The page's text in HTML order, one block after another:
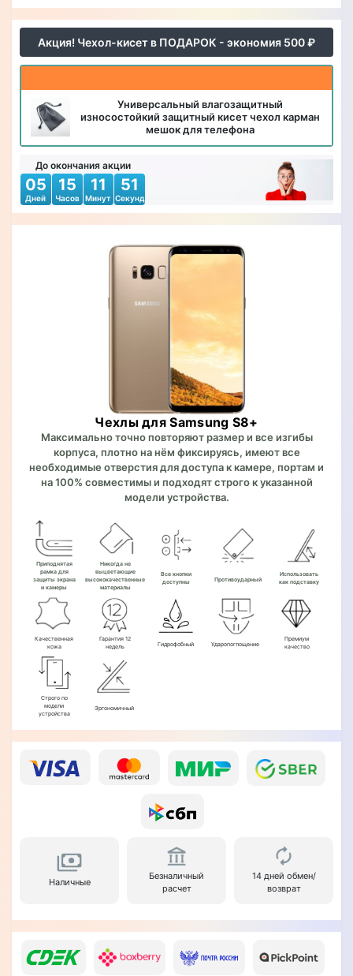
Акция! Чехол-кисет в ПОДАРОК - экономия 500 ₽
Универсальный влагозащитный
износостойкий защитный кисет чехол карман
мешок для телефона
До окончания акции
05
Дней
15
Часов
11
Минут
49
Секунд
Чехлы для Samsung S8+
Максимально точно повторяют размер и все изгибы
корпуса, плотно на нём фиксируясь, имеют все
необходимые отверстия для доступа к камере, портам и
на 100% совместимы и подходят строго к указанной
модели устройства.
Приподнятая
рамка для
защиты экрана
и камеры
Никогда не
выцветающие
высококачественные
материалы
Все кнопки
доступны
Противоударный
Использовать
как подставку
Качественная
кожа
Гарантия 12
недель
Гидрофобный Ударопоглощение
Премиум
качество
Строго по
модели
устройства
Эргономичный
Наличные
Безналичный
расчет
14 дней обмен/
возврат